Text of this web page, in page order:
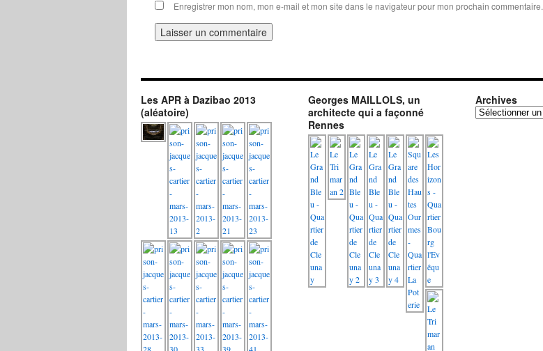
Enregistrer mon nom, mon e-mail et mon site dans le navigateur pour mon prochain commentaire.
Les APR à Dazibao 2013
(aléatoire)
Georges MAILLOLS, un
architecte qui a façonné
Rennes
Archives
Archives